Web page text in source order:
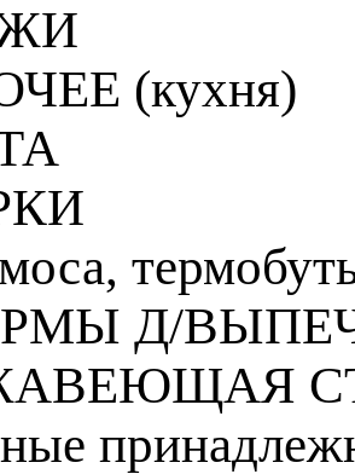
(кухня)
Д/